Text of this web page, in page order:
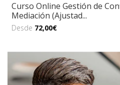
Curso Online Gestión de
Mediación (Ajustad...
Desde 72,00€